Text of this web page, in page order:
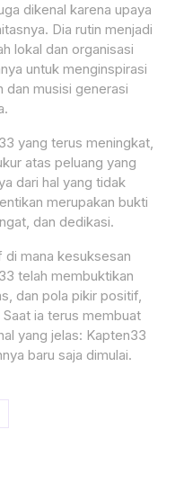
dikenal karena upaya
Dia rutin menjadi
lokal dan organisasi
untuk menginspirasi
dan musisi generasi
yang terus meningkat,
atas peluang yang
dari hal yang tidak
merupakan bukti
dan dedikasi.
mana kesuksesan
telah membuktikan
dan pola pikir positif,
ia terus membuat
yang jelas: Kapten33
baru saja dimulai.